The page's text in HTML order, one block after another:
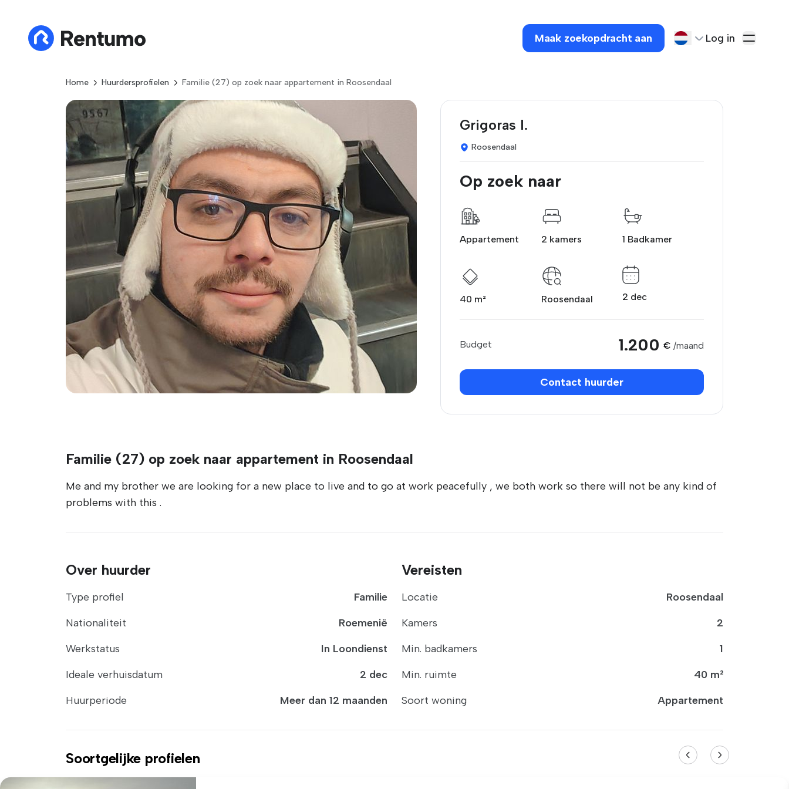
Maak zoekopdracht aan Log in
Home Huurdersprofielen Familie (27) op zoek naar appartement in Roosendaal
Grigoras I.
Roosendaal
Op zoek naar
Appartement 2 kamers 1 Badkamer
40 m² Roosendaal 2 dec
Budget 1.200 € /maand
Contact huurder
Familie (27) op zoek naar appartement in Roosendaal
Me and my brother we are looking for a new place to live and to go at work peacefully , we both work so there will not be any kind of
problems with this .
Over huurder
Type profiel
Familie
Nationaliteit
Roemenië
Werkstatus
In Loondienst
Ideale verhuisdatum
2 dec
Huurperiode
Meer dan 12 maanden
Vereisten
Locatie
Roosendaal
Kamers
2
Min. badkamers
1
Min. ruimte
40 m²
Soort woning
Appartement
Soortgelijke profielen